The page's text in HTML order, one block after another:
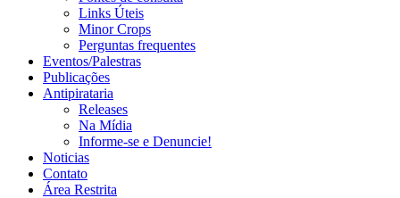
Links Úteis
Minor Crops
Perguntas frequentes
Eventos/Palestras
Publicações
Antipirataria
Releases
Na Mídia
Informe-se e Denuncie!
Noticias
Contato
Área Restrita